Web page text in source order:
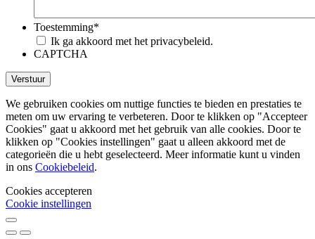
Toestemming*
Ik ga akkoord met het privacybeleid.
CAPTCHA
We gebruiken cookies om nuttige functies te bieden en prestaties te
meten om uw ervaring te verbeteren. Door te klikken op "Accepteer
Cookies" gaat u akkoord met het gebruik van alle cookies. Door te
klikken op "Cookies instellingen" gaat u alleen akkoord met de
categorieën die u hebt geselecteerd. Meer informatie kunt u vinden
in ons Cookiebeleid.
Cookies accepteren
Cookie instellingen